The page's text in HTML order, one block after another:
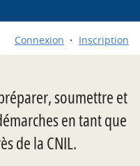
Connexion Inscription
soumettre et
en tant que
de la CNIL.